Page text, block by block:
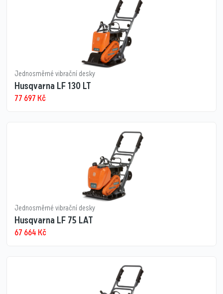
Jednosměrné vibrační desky
Husqvarna LF 130 LT
77 697 Kč
Jednosměrné vibrační desky
Husqvarna LF 75 LAT
67 664 Kč